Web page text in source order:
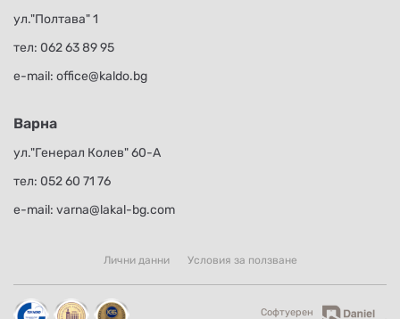
ул."Полтава" 1
тел: 062 63 89 95
е-mail: office@kaldo.bg
Варна
ул."Генерал Колев" 60-А
тел: 052 60 71 76
е-mail: varna@lakal-bg.com
Лични данни Условия за ползване
Софтуерен